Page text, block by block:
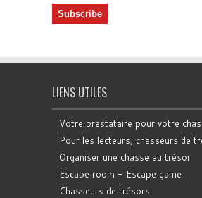
LIENS UTILES
Votre prestataire pour votre
Pour les lecteurs, chasseurs de
Organiser une chasse au trésor
Escape room - Escape game
Chasseurs de trésors